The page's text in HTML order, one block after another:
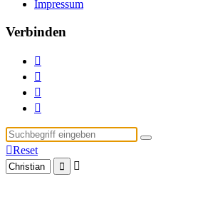
Impressum
Verbinden




Reset
 